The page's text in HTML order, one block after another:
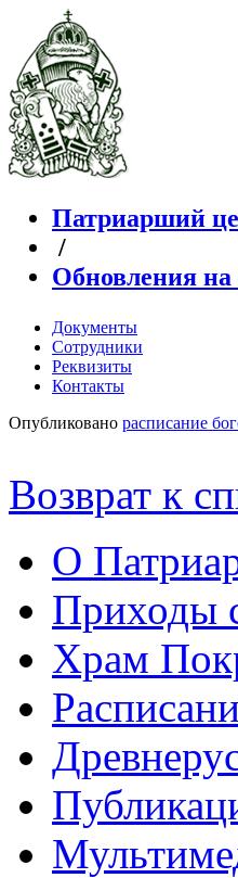
Патриарший
/
Обновления на
Документы
Сотрудники
Реквизиты
Контакты
Опубликовано расписание
Возврат к
О
Приходы
Храм